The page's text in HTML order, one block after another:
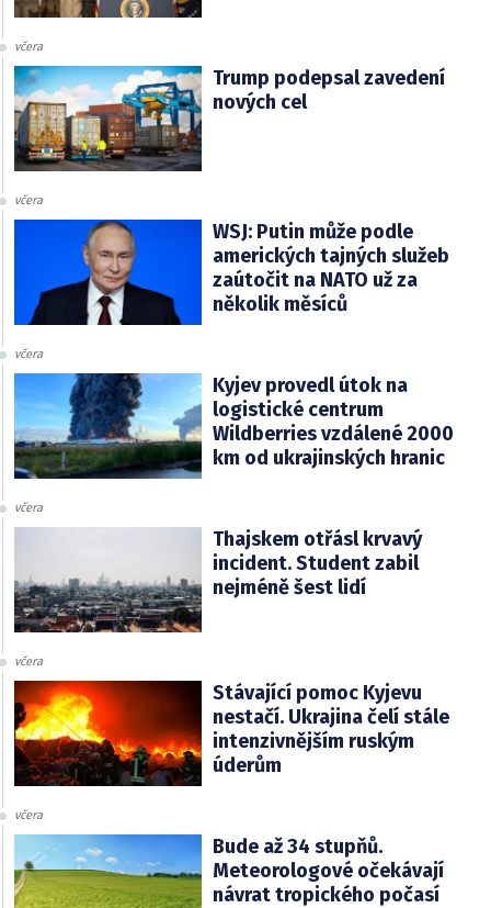
včera
Trump podepsal zavedení
nových cel
včera
WSJ: Putin může podle
amerických tajných služeb
zaútočit na NATO už za
několik měsíců
včera
Kyjev provedl útok na
logistické centrum
Wildberries vzdálené 2000
km od ukrajinských hranic
včera
Thajskem otřásl krvavý
incident. Student zabil
nejméně šest lidí
včera
Stávající pomoc Kyjevu
nestačí. Ukrajina čelí stále
intenzivnějším ruským
úderům
včera
Bude až 34 stupňů.
Meteorologové očekávají
návrat tropického počasí